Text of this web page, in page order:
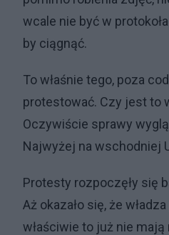
wcale nie być w
by ciągnąć.
To właśnie tego, poza
protestować. Czy jest to
Oczywiście sprawy
Najwyżej na wschodniej
Protesty rozpoczęły się
Aż okazało się, że
właściwie to już nie mają